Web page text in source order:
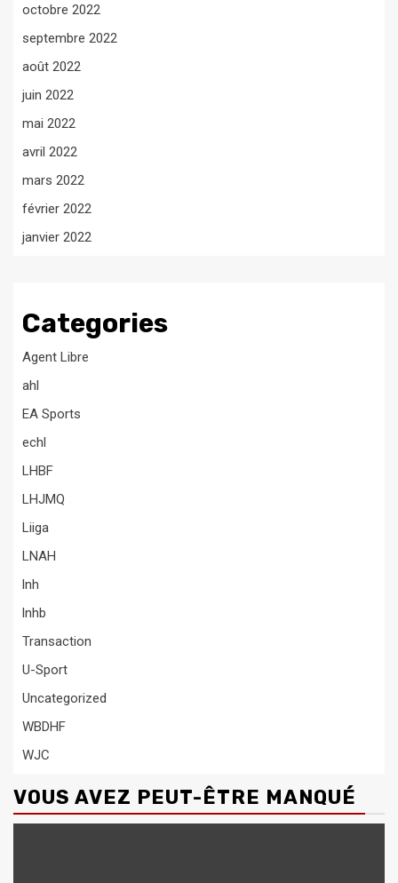
octobre 2022
septembre 2022
août 2022
juin 2022
mai 2022
avril 2022
mars 2022
février 2022
janvier 2022
Categories
Agent Libre
ahl
EA Sports
echl
LHBF
LHJMQ
Liiga
LNAH
lnh
lnhb
Transaction
U-Sport
Uncategorized
WBDHF
WJC
VOUS AVEZ PEUT-ÊTRE MANQUÉ